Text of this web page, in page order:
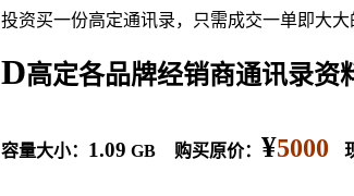
投资买一份高定通讯录，只需成交一单即大大
D高定各品牌经销商通讯录资
容量大小： 1.09 GB 购买原价： ¥5000